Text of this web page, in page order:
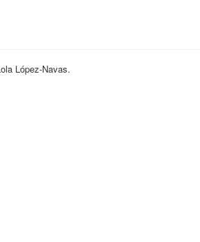
López-Navas.